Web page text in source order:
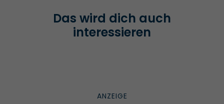
Das wird dich auch
interessieren